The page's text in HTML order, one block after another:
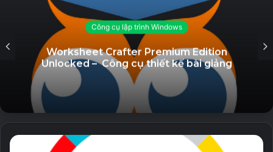
Đối với định dạng tập tin 7z, 7-Zip hỗ trợ mã hóa theo
chuẩn mã hóa tiên tiến 256-bit (tiếng Anh: Advanced
Encryption Standard) cả tập tin và cấu trúc thư mục, ngăn
người dùng không có mật khẩu xem nội dung được lưu trữ.
7-Zip hỗ trợ chia khối (tiếng Anh: volume) kích thước tập
trữ ngoài như CD và DVD.
Công cụ lập trình Windows
Worksheet Crafter Premium Edition
Unlocked – Công cụ thiết kế bài giảng